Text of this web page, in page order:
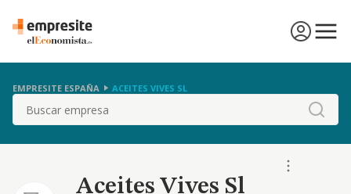
EMPRESITE ESPAÑA ACEITES VIVES SL
Buscar
Aceites Vives Sl